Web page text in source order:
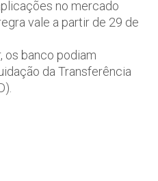
no mercado
vale a partir de 29 de
os banco podiam
da Transferência